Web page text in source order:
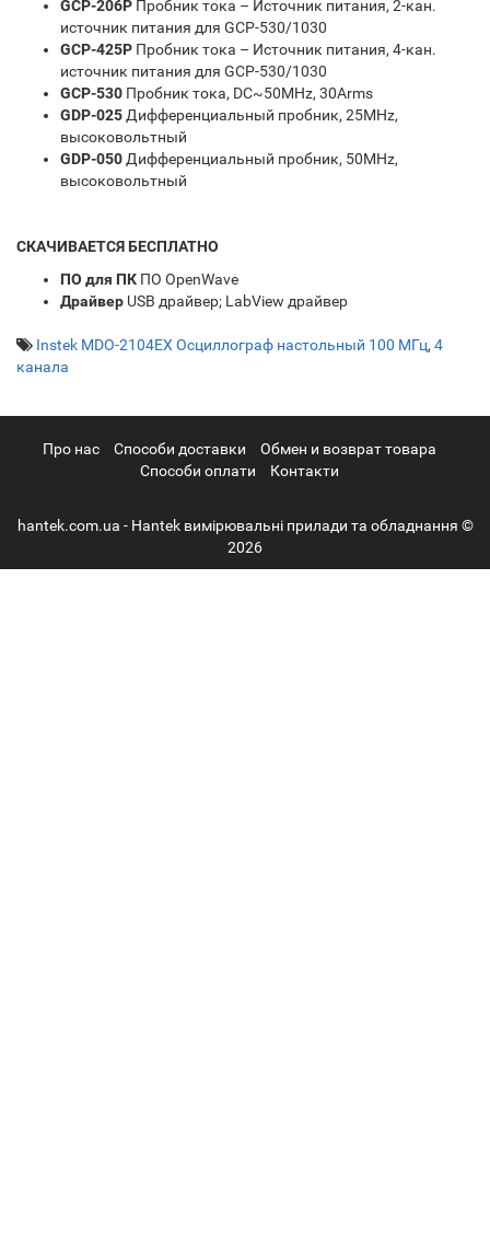
GCP-206P Пробник тока – Источник питания, 2-кан.
источник питания для GCP-530/1030
GCP-425P Пробник тока – Источник питания, 4-кан.
источник питания для GCP-530/1030
GCP-530 Пробник тока, DC~50MHz, 30Arms
GDP-025 Дифференциальный пробник, 25MHz,
высоковольтный
GDP-050 Дифференциальный пробник, 50MHz,
высоковольтный
СКАЧИВАЕТСЯ БЕСПЛАТНО
ПО для ПК ПО OpenWave
Драйвер USB драйвер; LabView драйвер
Instek MDO-2104EX Осциллограф настольный 100 МГц, 4
канала
Про нас Cпособи доставки
Обмен и возврат товара
Способи оплати
Контакти
hantek.com.ua - Hantek вимірювальні прилади та обладнання ©
2026